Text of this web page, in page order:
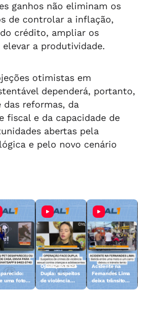
ganhos não eliminam os
de controlar a inflação,
crédito, ampliar os
a produtividade.
otimistas em
dependerá, portanto,
reformas, da
fiscal e da capacidade de
abertas pela
e pelo novo cenário
uma foto
Operação Face
Dupla: suspeitos
de violência
Acidente na
Fernandes Lima
deixa trânsito